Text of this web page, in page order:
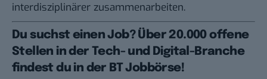
interdisziplinärer zusammenarbeiten.
Du suchst einen Job? Über 20.000 offene
Stellen in der Tech- und Digital-Branche
findest du in der BT Jobbörse!